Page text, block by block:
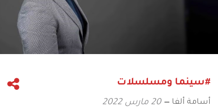
#سينما ومسلسلات
أسامة ألفا 20 مارس 2022